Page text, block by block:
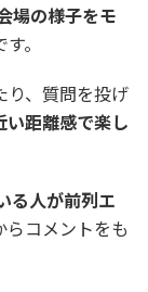
場の様子をモ
す。
り、質問を投げ
距離感で楽し
る人が前列エ
コメントをも